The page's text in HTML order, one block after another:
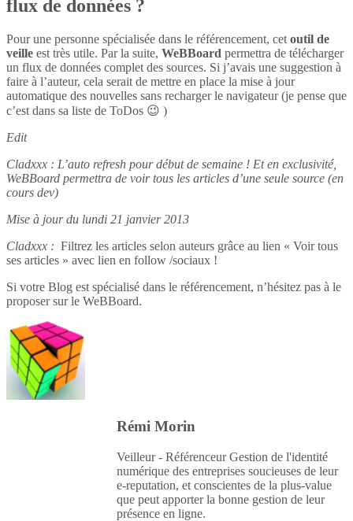
flux de données ?
Pour une personne spécialisée dans le référencement, cet outil de
veille est très utile. Par la suite, WeBBoard permettra de télécharger
un flux de données complet des sources. Si j’avais une suggestion à
faire à l’auteur, cela serait de mettre en place la mise à jour
automatique des nouvelles sans recharger le navigateur (je pense que
c’est dans sa liste de ToDos 😉 )
Edit
Cladxxx : L’auto refresh pour début de semaine ! Et en exclusivité,
WeBBoard permettra de voir tous les articles d’une seule source (en
cours dev)
Mise à jour du lundi 21 janvier 2013
Cladxxx : Filtrez les articles selon auteurs grâce au lien « Voir tous
ses articles » avec lien en follow /sociaux !
Si votre Blog est spécialisé dans le référencement, n’hésitez pas à le
proposer sur le WeBBoard.
Rémi Morin
Veilleur - Référenceur Gestion de l'identité
numérique des entreprises soucieuses de leur
e-reputation, et conscientes de la plus-value
que peut apporter la bonne gestion de leur
présence en ligne.